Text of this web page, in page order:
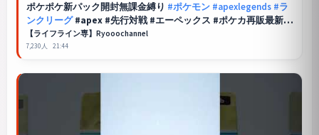
ポケポケ新パック開封無課金縛り #ポケモン #apexlegends #ラ
ンクリーグ#apex #先行対戦 #エーペックス #ポケカ再販最新情
報 #pokemon #ポケモンカード
【ライフライン専】Ryooochannel
7,230人 21:44